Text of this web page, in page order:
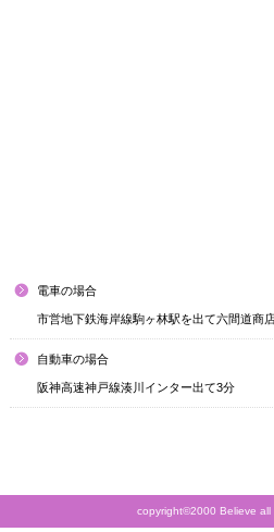
電車の場合
市営地下鉄海岸線駒ヶ林駅を出て六間道商
自動車の場合
阪神高速神戸線湊川インター出て3分
copyright©2000 Believe all